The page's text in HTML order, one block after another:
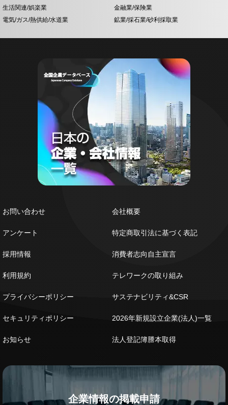
生活関連/娯楽業
金融業/保険業
電気/ガス/熱供給/水道業
鉱業/採石業/砂利採取業
お問い合わせ
アンケート
採用情報
利用規約
プライバシーポリシー
セキュリティポリシー
お知らせ
会社概要
特定商取引法に基づく表記
消費者志向自主宣言
テレワークの取り組み
サステナビリティ&CSR
2026年新規設立企業(法人)一覧
法人登記簿謄本取得
企業情報の掲載申請